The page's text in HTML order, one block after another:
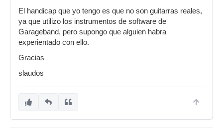
El handicap que yo tengo es que no son guitarras reales,
ya que utilizo los instrumentos de software de
Garageband, pero supongo que alguien habra
experientado con ello.
Gracias
slaudos